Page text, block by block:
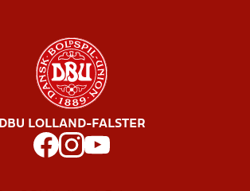
DBU LOLLAND-FALSTER